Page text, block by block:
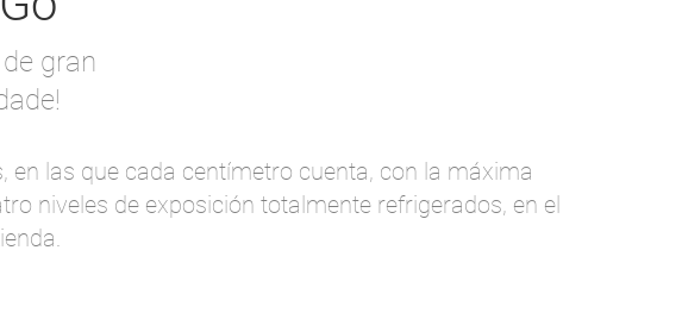
gran
en las que cada centímetro cuenta, con la máxima
niveles de exposición totalmente refrigerados, en el